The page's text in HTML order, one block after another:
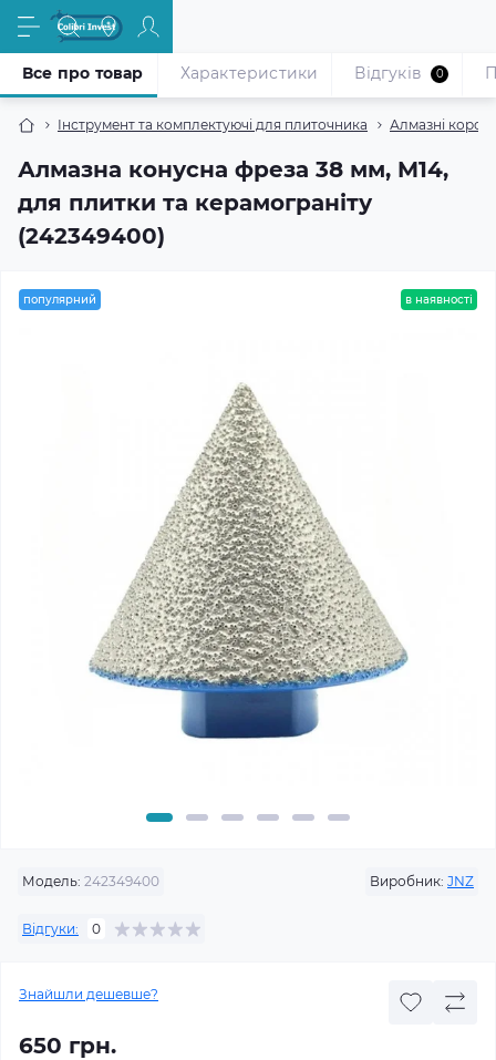
Інструмент та комплектуючі для плиточника Алмазні
Алмазна конусна фреза 38 мм, M14,
для плитки та керамограніту
(242349400)
Все про товар Характеристики Відгуків 0
популярний в наявності
Модель: 242349400 Виробник: JNZ
Відгуки: 0
Знайшли дешевше?
650 грн.